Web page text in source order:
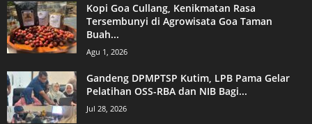
Kopi Goa Cullang, Kenikmatan Rasa
Tersembunyi di Agrowisata Goa Taman
Buah...
Agu 1, 2026
Gandeng DPMPTSP Kutim, LPB Pama Gelar
Pelatihan OSS-RBA dan NIB Bagi...
Jul 28, 2026